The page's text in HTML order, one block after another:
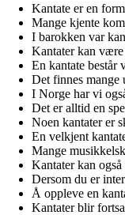
Kantate er en
Mange kjente
I barokken var
Kantater kan
En kantate består
Det finnes mange
I Norge har vi
Det er alltid en
Noen kantater er
En velkjent
Mange
Kantater kan
Dersom du er
Å oppleve en
Kantater blir